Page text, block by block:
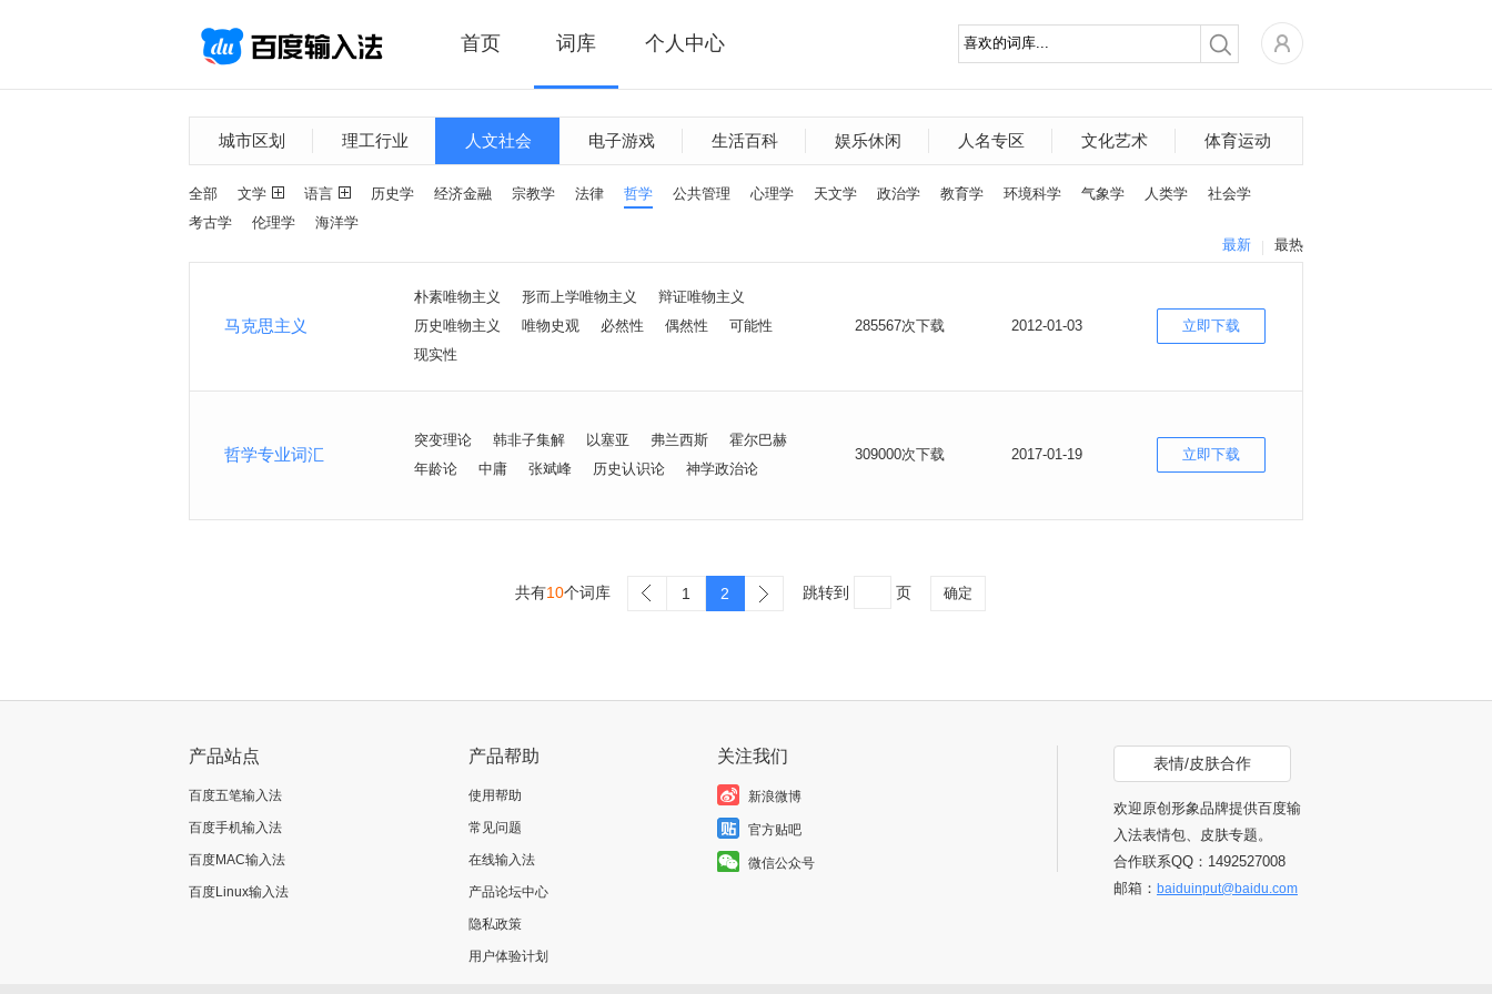
首页 词库 个人中心
城市区划 理工行业 人文社会 电子游戏 生活百科 娱乐休闲 人名专区 文化艺术 体育运动
全部 文学 语言 历史学 经济金融 宗教学 法律 哲学 公共管理 心理学 天文学 政治学 教育学 环境科学 气象学 人类学
社会学
考古学
伦理学
海洋学
最热
最新
马克思主义
朴素唯物主义 形而上学唯物主义
辩证唯物主义
历史唯物主义
唯物史观 必然性 偶然性
可能性
现实性
285567次下载 2012-01-03 立即下载
哲学专业词汇
突变理论 韩非子集解 以塞亚 弗兰西斯
霍尔巴赫
年龄论
中庸 张斌峰 历史认识论 神学政治论
309000次下载 2017-01-19 立即下载
共有10个词库 1 2 跳转到 页 确定
产品站点
百度五笔输入法
百度手机输入法
百度MAC输入法
百度Linux输入法
产品帮助
使用帮助
常见问题
在线输入法
产品论坛中心
隐私政策
用户体验计划
关注我们
新浪微博
官方贴吧
微信公众号
表情/皮肤合作
欢迎原创形象品牌提供百度输
入法表情包、皮肤专题。
合作联系QQ：1492527008
邮箱： baiduinput@baidu.com